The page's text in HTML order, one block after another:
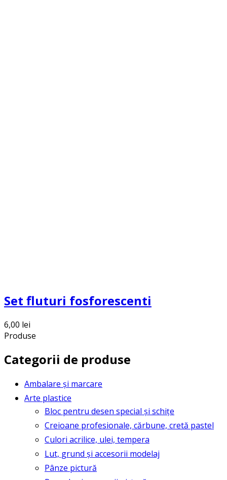
Set fluturi fosforescenti
6,00 lei
Produse
Categorii de produse
Ambalare și marcare
Arte plastice
Bloc pentru desen special și schițe
Creioane profesionale, cărbune, cretă pastel
Culori acrilice, ulei, tempera
Lut, grund și accesorii modelaj
Pânze pictură